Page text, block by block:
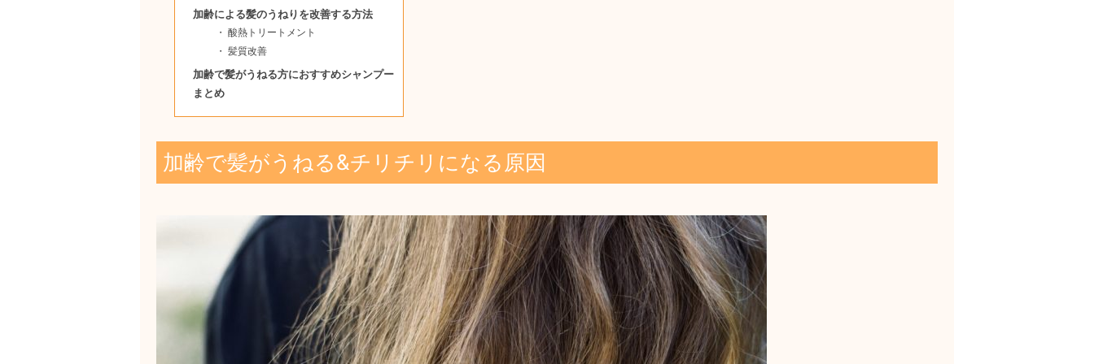
加齢による髪のうねりを改善する方法
酸熱トリートメント
髪質改善
加齢で髪がうねる方におすすめシャンプー
まとめ
加齢で髪がうねる&チリチリになる原因